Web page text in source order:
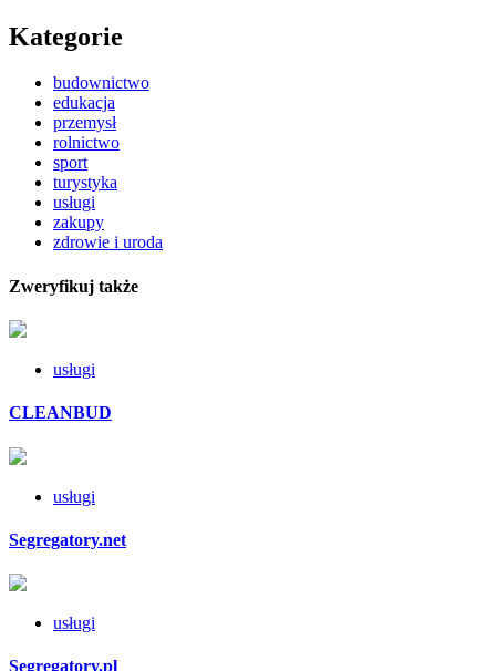
Kategorie
budownictwo
edukacja
przemysł
rolnictwo
sport
turystyka
usługi
zakupy
zdrowie i uroda
Zweryfikuj także
usługi
CLEANBUD
usługi
Segregatory.net
usługi
Segregatory.pl